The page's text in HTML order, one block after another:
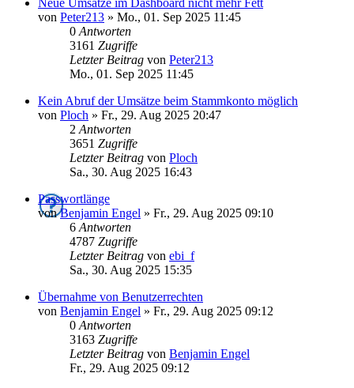
von Peter213 » Mo., 01. Sep 2025 11:45
0 Antworten
3161 Zugriffe
Letzter Beitrag von Peter213
Mo., 01. Sep 2025 11:45
Kein Abruf der Umsätze beim Stammkonto möglich
von Ploch » Fr., 29. Aug 2025 20:47
2 Antworten
3651 Zugriffe
Letzter Beitrag von Ploch
Sa., 30. Aug 2025 16:43
Passwortlänge
vonBenjamin Engel » Fr., 29. Aug 2025 09:10
6 Antworten
4787 Zugriffe
Letzter Beitrag von ebi_f
Sa., 30. Aug 2025 15:35
Übernahme von Benutzerrechten
von Benjamin Engel » Fr., 29. Aug 2025 09:12
0 Antworten
3163 Zugriffe
Letzter Beitrag von Benjamin Engel
Fr., 29. Aug 2025 09:12